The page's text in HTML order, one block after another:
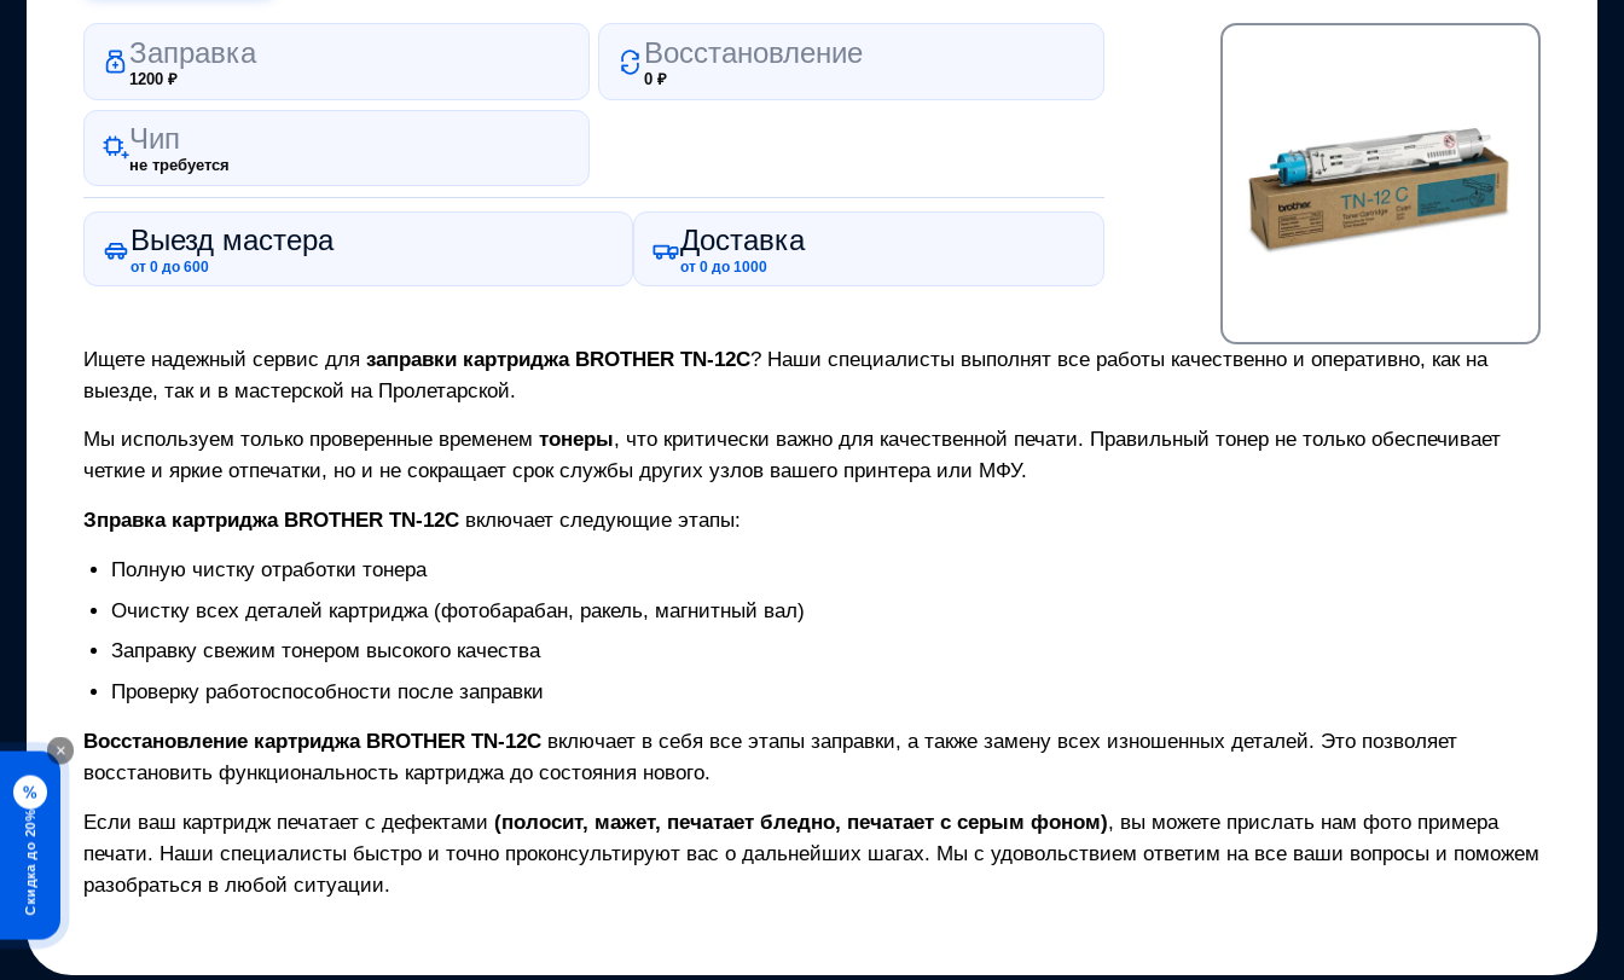
×
%
Скидка до 20%
Заправка
1200₽
Восстановление
0₽
Чип
не требуется
Выезд мастера
от 0 до 600
Доставка
от 0 до 1000
Ищете надежный сервис для заправки картриджа BROTHER TN-12C? Наши специалисты выполнят все работы качественно и оперативно, как на
выезде, так и в мастерской на Пролетарской.
Мы используем только проверенные временем тонеры, что критически важно для качественной печати. Правильный тонер не только обеспечивает
четкие и яркие отпечатки, но и не сокращает срок службы других узлов вашего принтера или МФУ.
Зправка картриджа BROTHER TN-12C включает следующие этапы:
Полную чистку отработки тонера
Очистку всех деталей картриджа (фотобарабан, ракель, магнитный вал)
Заправку свежим тонером высокого качества
Проверку работоспособности после заправки
Восстановление картриджа BROTHER TN-12C включает в себя все этапы заправки, а также замену всех изношенных деталей. Это позволяет
восстановить функциональность картриджа до состояния нового.
Если ваш картридж печатает с дефектами (полосит, мажет, печатает бледно, печатает с серым фоном), вы можете прислать нам фото примера
печати. Наши специалисты быстро и точно проконсультируют вас о дальнейших шагах. Мы с удовольствием ответим на все ваши вопросы и поможем
разобраться в любой ситуации.